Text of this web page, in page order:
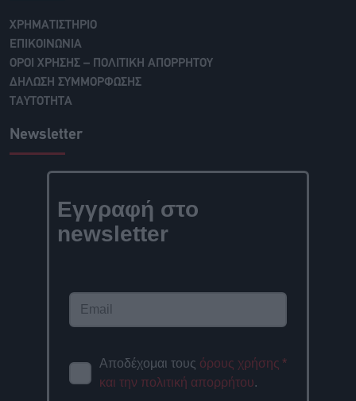
ΧΡΗΜΑΤΙΣΤΗΡΙΟ
ΕΠΙΚΟΙΝΩΝΙΑ
ΟΡΟΙ ΧΡΗΣΗΣ – ΠΟΛΙΤΙΚΗ ΑΠΟΡΡΗΤΟΥ
ΔΗΛΩΣΗ ΣΥΜΜΟΡΦΩΣΗΣ
ΤΑΥΤΟΤΗΤΑ
Newsletter
Εγγραφή στο
newsletter
Αποδέχομαι τους όρους χρήσης
και την πολιτική απορρήτου.
*